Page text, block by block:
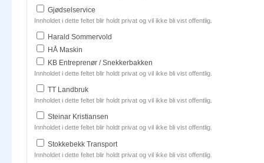
Gjødselservice
Innholdet i dette feltet blir holdt privat og vil ikke bli vist offentlig.
Harald Sommervold
HÅ Maskin
KB Entreprenør / Snekkerbakken
Innholdet i dette feltet blir holdt privat og vil ikke bli vist offentlig.
TT Landbruk
Innholdet i dette feltet blir holdt privat og vil ikke bli vist offentlig.
Steinar Kristiansen
Innholdet i dette feltet blir holdt privat og vil ikke bli vist offentlig.
Stokkebekk Transport
Innholdet i dette feltet blir holdt privat og vil ikke bli vist offentlig.